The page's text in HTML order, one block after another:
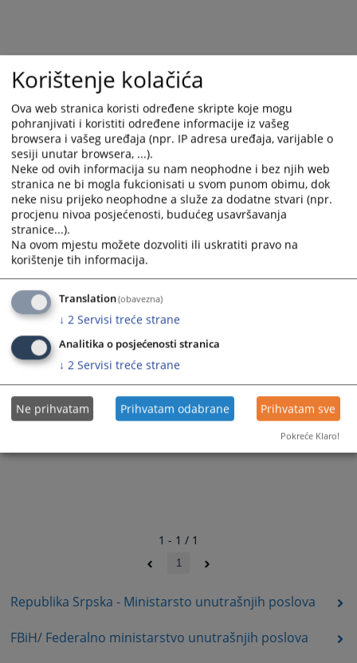
Republika Srpska - Ministarsto unutrašnjih poslova
FBiH/ Federalno ministarstvo unutrašnjih poslova
1 - 1 / 1
1
Korištenje kolačića
Ova web stranica koristi određene skripte koje mogu
pohranjivati i koristiti određene informacije iz vašeg
browsera i vašeg uređaja (npr. IP adresa uređaja, varijable o
sesiji unutar browsera, ...).
Neke od ovih informacija su nam neophodne i bez njih web
stranica ne bi mogla fukcionisati u svom punom obimu, dok
neke nisu prijeko neophodne a služe za dodatne stvari (npr.
procjenu nivoa posjećenosti, budućeg usavršavanja
stranice...).
Na ovom mjestu možete dozvoliti ili uskratiti pravo na
korištenje tih informacija.
Translation(obavezna)
↓ 2 Servisi treće strane
Analitika o posjećenosti stranica
↓ 2 Servisi treće strane
Ne prihvatam Prihvatam odabrane Prihvatam sve
Pokreće Klaro!